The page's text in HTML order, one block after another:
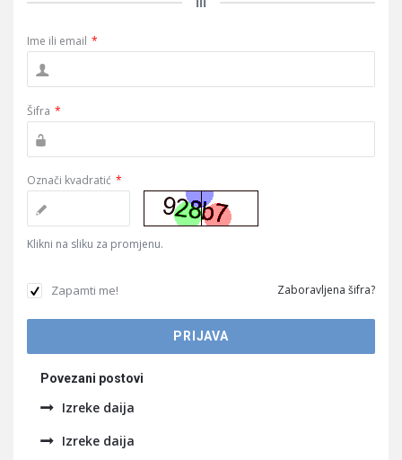
Ime ili email *
Šifra *
Označi kvadratić *
Klikni na sliku za promjenu.
Zapamti me! Zaboravljena šifra?
Povezani postovi
Izreke daija
Izreke daija